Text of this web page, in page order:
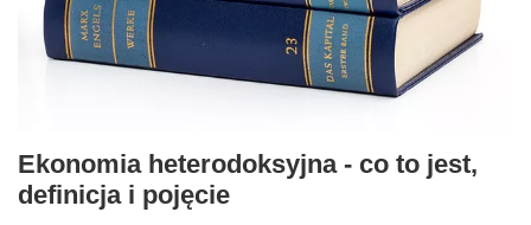
Ekonomia heterodoksyjna - co to jest,
definicja i pojęcie